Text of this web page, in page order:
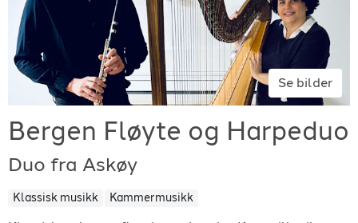
Logg inn
Registrer artist
Gigplanet
Se bilder
Bergen Fløyte og Harpeduo
Duo fra Askøy
Klassisk musikk Kammermusikk